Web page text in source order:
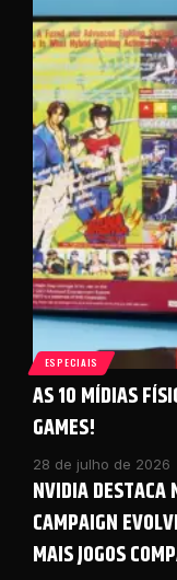
ESPECIAIS
AS 10 MÍDIAS
GAMES!
28 de julho de 2026
NVIDIA DESTACA
CAMPAIGN
MAIS JOGOS